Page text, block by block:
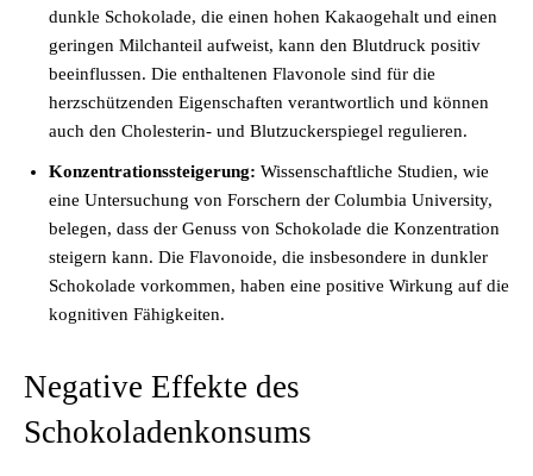
dunkle Schokolade, die einen hohen Kakaogehalt und einen
geringen Milchanteil aufweist, kann den Blutdruck positiv
beeinflussen. Die enthaltenen Flavonole sind für die
herzschützenden Eigenschaften verantwortlich und können
auch den Cholesterin- und Blutzuckerspiegel regulieren.
Konzentrationssteigerung: Wissenschaftliche Studien, wie
eine Untersuchung von Forschern der Columbia University,
belegen, dass der Genuss von Schokolade die Konzentration
steigern kann. Die Flavonoide, die insbesondere in dunkler
Schokolade vorkommen, haben eine positive Wirkung auf die
kognitiven Fähigkeiten.
Negative Effekte des
Schokoladenkonsums